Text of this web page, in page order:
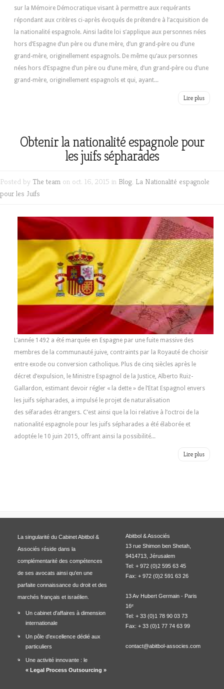
sur la Mémoire Démocratique visant à permettre aux requérants
répondant aux critères ci-après évoqués de prétendre à l’acquisition de
la nationalité espagnole. Ainsi ladite loi s’applique aux personnes nées
hors d’Espagne d’un père ou d’une mère, d’un grand-père ou d’une
grand-mère, originellement espagnols. De même qu’aux personnes
nées hors d’Espagne d’un père ou d’une mère, d’un grand-père ou d’une
grand-mère, originellement espagnols et qui, ayant...
Lire plus
Obtenir la nationalité espagnole pour
les juifs sépharades
Posted by The team on oct. 16, 2015 in Blog, La Nationalité espagnole
pour les Juifs
L’année 1492 a été marquée en Espagne par une fuite massive des
membres de la communauté juive, contraints par la Royauté de choisir
entre exode ou conversion catholique. Plus de cinq siècles après le
décret d’expulsion, le Ministre Espagnol de la Justice, Alberto Ruiz-
Gallardon, estimant devoir régler « la dette » de l’Etat Espagnol envers
les juifs sépharades, a impulsé le projet de naturalisation
des séfarades étrangers. C’est ainsi que la loi relative à l’octroi de la
nationalité espagnole pour les juifs sépharades a été élaborée et
adoptée le 10 juin 2015, offrant ainsi la possibilité...
Lire plus
La singularité du Cabinet Abitbol &
Associés réside dans la
complémentarité des compétences
de ses avocats ainsi qu'en une
parfaite connaissance du droit et des
marchés français et israélien.
Un cabinet d'affaires à dimension
internationale
Un pôle d'excellence dédié aux
particuliers
Une activité innovante : le
« Legal Process Outsourcing »
Abitbol & Associés
13 rue Shimon ben Shetah,
9414713, Jérusalem
Tel: + 972 (0)2 595 63 45
Fax: + 972 (0)2 591 63 26
13 Av Hubert Germain - Paris
16ᵉ
Tel: + 33 (0)1 78 90 03 73
Fax: + 33 (0)1 77 74 63 99
contact@abitbol-associes.com